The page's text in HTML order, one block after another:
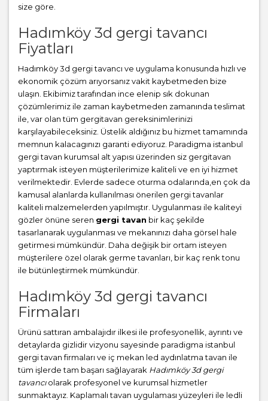
size göre.
Hadımköy 3d gergi tavancı
Fiyatları
Hadımköy 3d gergi tavancı ve uygulama konusunda hızlı ve
ekonomik çözüm arıyorsanız vakit kaybetmeden bize
ulaşın. Ekibimiz tarafından ince elenip sık dokunan
çözümlerimiz ile zaman kaybetmeden zamanında teslimat
ile, var olan tüm gergitavan gereksinimlerinizi
karşılayabileceksiniz. Üstelik aldığınız bu hizmet tamamında
memnun kalacagınızı garanti ediyoruz. Paradigma istanbul
gergi tavan kurumsal alt yapısı üzerinden siz gergitavan
yaptırmak isteyen müşterilerimize kaliteli ve en iyi hizmet
verilmektedir. Evlerde sadece oturma odalarında,en çok da
kamusal alanlarda kullanılması önerilen gergi tavanlar
kaliteli malzemelerden yapılmıştır. Uygulanması ile kaliteyi
gözler önüne seren gergi tavan bir kaç şekilde
tasarlanarak uygulanması ve mekanınızı daha görsel hale
getirmesi mümkündür. Daha değişik bir ortam isteyen
müşterilere özel olarak germe tavanları, bir kaç renk tonu
ile bütünleştirmek mümkündür.
Hadımköy 3d gergi tavancı
Firmaları
Ürünü sattıran ambalajıdır ilkesi ile profesyonellik, ayrıntı ve
detaylarda gizlidir vizyonu sayesinde paradigma istanbul
gergi tavan firmaları ve iç mekan led aydınlatma tavan ile
tüm işlerde tam başarı sağlayarak Hadımköy 3d gergi
tavancıolarak profesyonel ve kurumsal hizmetler
sunmaktayız. Kaplamalı tavan uygulaması yüzeyleri ile ledli